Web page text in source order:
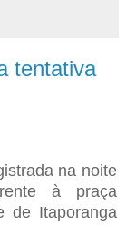
tentativa
na noite
à praça
de Itaporanga